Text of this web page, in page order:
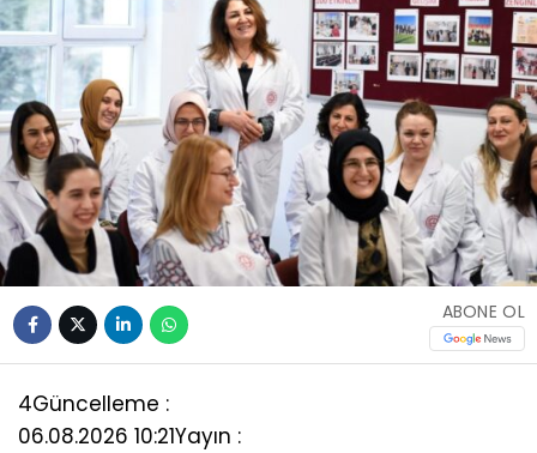
ABONE OL
4Güncelleme :
06.08.2026 10:21Yayın :